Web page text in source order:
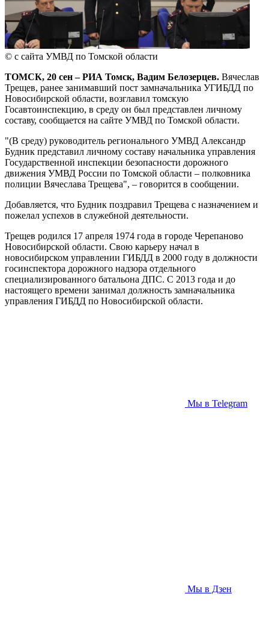
© с сайта УМВД по Томской области
ТОМСК, 20 сен – РИА Томск, Вадим Белозерцев. Вячеслав
Трещев, ранее занимавший пост замначальника УГИБДД по
Новосибирской области, возглавил томскую
Госавтоинспекцию, в среду он был представлен личному
составу, сообщается на сайте УМВД по Томской области.
"(В среду) руководитель регионального УМВД Александр
Будник представил личному составу начальника управления
Государственной инспекции безопасности дорожного
движения УМВД России по Томской области – полковника
полиции Вячеслава Трещева", – говорится в сообщении.
Добавляется, что Будник поздравил Трещева с назначением и
пожелал успехов в служебной деятельности.
Трещев родился 17 апреля 1974 года в городе Черепаново
Новосибирской области. Свою карьеру начал в
новосибирском управлении ГИБДД в 2000 году в должности
госинспектора дорожного надзора отдельного
специализированного батальона ДПС. С 2013 года и до
настоящего времени занимал должность замначальника
управления ГИБДД по Новосибирской области.
Мы в Telegram
Мы в Дзен